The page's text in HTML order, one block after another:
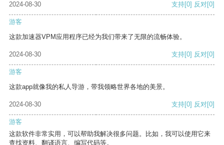
2024-08-30 支持[0] 反对[0]
游客
这款加速器VPM应用程序已经为我们带来了无限的流畅体验。
2024-08-30 支持[0] 反对[0]
游客
这款app就像我的私人导游，带我领略世界各地的美景。
2024-08-30 支持[0] 反对[0]
游客
这款软件非常实用，可以帮助我解决很多问题。比如，我可以使用它来
查找资料、翻译语言、编写代码等。